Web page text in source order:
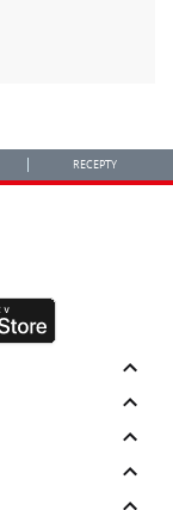
RECEPTY